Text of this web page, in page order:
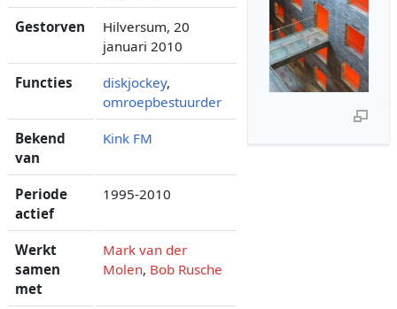
Gestorven
Hilversum, 20
januari 2010
Functies diskjockey,
omroepbestuurder
Bekend
van
Kink FM
Periode
actief
1995-2010
Werkt
samen
met
Mark van der
Molen, Bob Rusche